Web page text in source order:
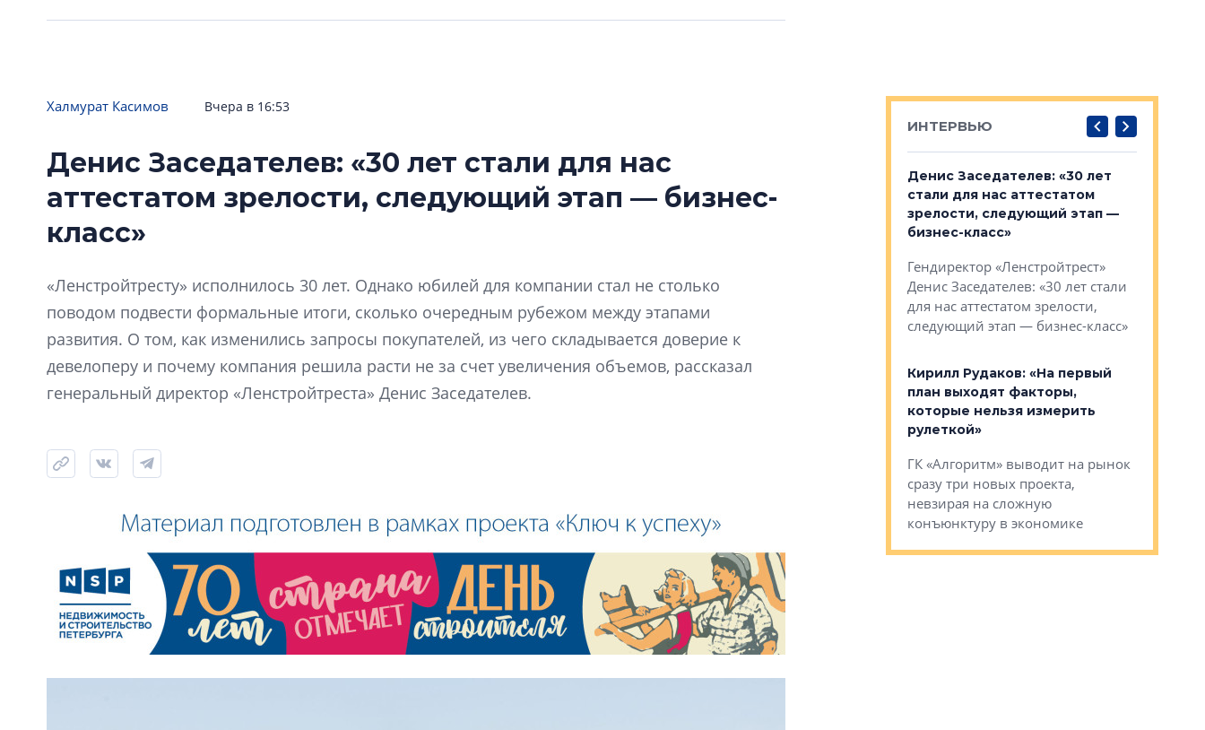
Халмурат Касимов Вчера в 16:53
Денис Заседателев: «30 лет стали для нас
аттестатом зрелости, следующий этап — бизнес-
класс»
«Ленстройтресту» исполнилось 30 лет. Однако юбилей для компании стал не столько
поводом подвести формальные итоги, сколько очередным рубежом между этапами
развития. О том, как изменились запросы покупателей, из чего складывается доверие к
девелоперу и почему компания решила расти не за счет увеличения объемов, рассказал
генеральный директор «Ленстройтреста» Денис Заседателев.
ИНТЕРВЬЮ
монотонной спальной окраине
Петербурга, будущем спальных
районов и инженерных ловушках
Сергей Софронов: «Хороший
в ГК «ПСК»
Денис Заседателев: «30 лет
стали для нас аттестатом
зрелости, следующий этап —
бизнес-класс»
Гендиректор «Ленстройтрест»
Денис Заседателев: «30 лет стали
для нас аттестатом зрелости,
следующий этап — бизнес-класс»
Кирилл Рудаков: «На первый
план выходят факторы,
которые нельзя измерить
рулеткой»
ГК «Алгоритм» выводит на рынок
сразу три новых проекта,
невзирая на сложную
конъюнктуру в экономике